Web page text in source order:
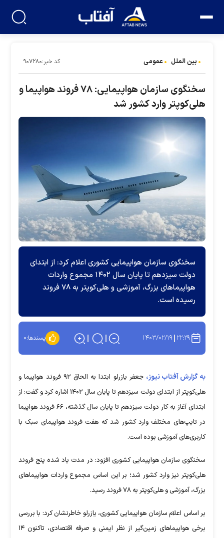
بین الملل عمومی کد خبر:۹۰۷۲۸۰
سخنگوی سازمان هواپیمایی: ۷۸ فروند هواپیما و
هلی‌کوپتر وارد کشور شد
سخنگوی سازمان هواپیمایی کشوری اعلام کرد: از ابتدای
دولت سیزدهم تا پایان سال ۱۴۰۲ مجموع واردات
هواپیما‌های بزرگ، آموزشی و هلی‌کوپتر به ۷۸ فروند
رسیده است.
۲۲:۲۹ ۱۴۰۳/۰۲/۱۹ پسندها:۰
به گزارش آفتاب نیوز،
جعفر یازرلو ابتدا به الحاق ۹۲ فروند هواپیما و
هلی‌کوپتر از ابتدای دولت سیزدهم تا پایان سال ۱۴۰۲ اشاره کرد و گفت: از
ابتدای آغاز به کار دولت سیزدهم تا پایان سال گذشته، ۶۶ فروند هواپیما
در تایپ‌های مختلف وارد کشور شد که هفت فروند هواپیمای سبک با
کاربری‌های آموزشی بوده است.
سخنگوی سازمان هواپیمایی کشوری افزود: در مدت یاد شده پنج فروند
هلی‌کوپتر نیز وارد کشور شد؛ بر این اساس مجموع واردات هواپیما‌های
بزرگ، آموزشی و هلی‌کوپتر به ۷۸ فروند رسید.
بر اساس اعلام سازمان هواپیمایی کشوری، یازرلو خاطرنشان کرد: با بررسی
برخی هواپیما‌های زمین‌گیر از نظر ایمنی و صرفه اقتصادی، تاکنون ۱۴